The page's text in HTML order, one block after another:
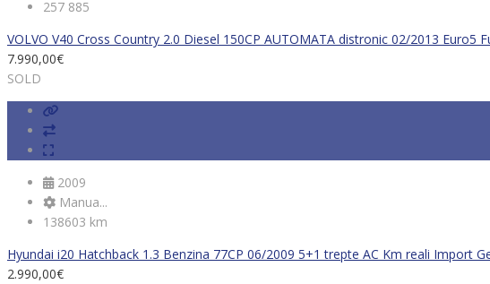
257 885
VOLVO V40 Cross Country 2.0 Diesel 150CP AUTOMATA distronic 02/2013 Euro5
7.990,00€
SOLD
2009
Manua...
138603 km
Hyundai i20 Hatchback 1.3 Benzina 77CP 06/2009 5+1 trepte AC Km reali Import
2.990,00€